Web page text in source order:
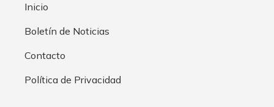
Inicio
Boletín de Noticias
Contacto
Política de Privacidad